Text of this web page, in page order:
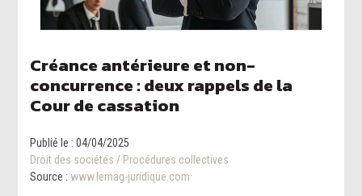
Créance antérieure et non-
concurrence : deux rappels de la
Cour de cassation
Publié le :04/04/2025
Droit des sociétés / Procédures collectives
Source : www.lemag-juridique.com